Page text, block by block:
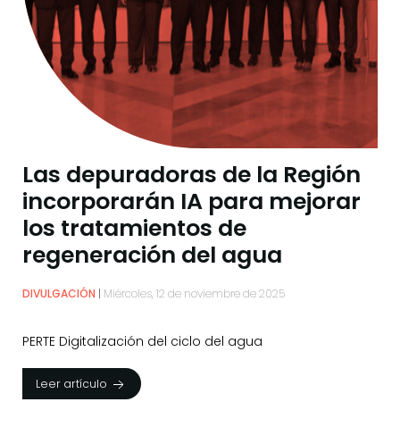
Las depuradoras de la Región
incorporarán IA para mejorar
los tratamientos de
regeneración del agua
DIVULGACIÓN Miércoles, 12 de noviembre de 2025
PERTE Digitalización del ciclo del agua
Leer artículo